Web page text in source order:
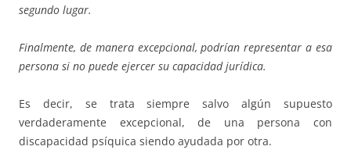
segundo lugar.
Finalmente, de manera excepcional, podrían representar a esa
persona si no puede ejercer su capacidad jurídica.
Es decir, se trata siempre salvo algún supuesto
verdaderamente excepcional, de una persona con
discapacidad psíquica siendo ayudada por otra.